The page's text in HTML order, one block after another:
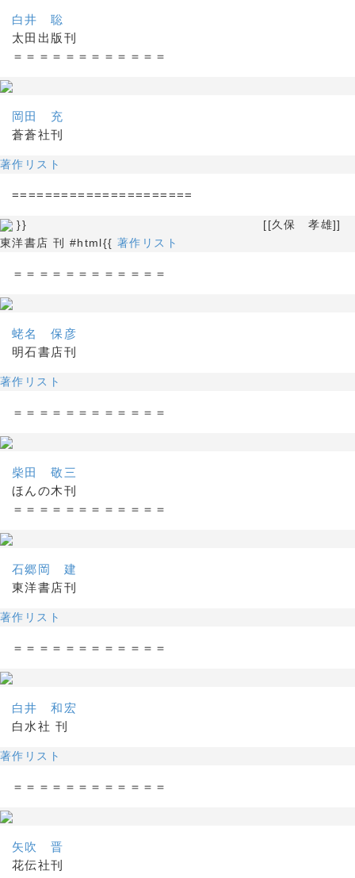
白井 聡
太田出版刊
＝＝＝＝＝＝＝＝＝＝＝＝
岡田 充
蒼蒼社刊
著作リスト
======================
}} [[久保 孝雄]]
東洋書店 刊 #html{{ 著作リスト
＝＝＝＝＝＝＝＝＝＝＝＝
蛯名 保彦
明石書店刊
著作リスト
＝＝＝＝＝＝＝＝＝＝＝＝
柴田 敬三
ほんの木刊
＝＝＝＝＝＝＝＝＝＝＝＝
石郷岡 建
東洋書店刊
著作リスト
＝＝＝＝＝＝＝＝＝＝＝＝
白井 和宏
白水社 刊
著作リスト
＝＝＝＝＝＝＝＝＝＝＝＝
矢吹 晋
花伝社刊